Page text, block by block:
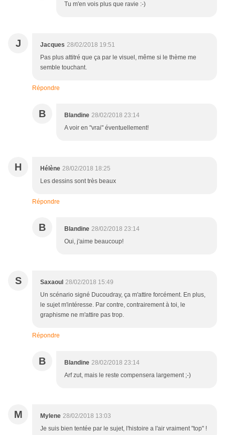
Tu m'en vois plus que ravie :-)
J Jacques 28/02/2018 19:51
Pas plus attitré que ça par le visuel, même si le thème me
semble touchant.
Répondre
B Blandine 28/02/2018 23:14
A voir en "vrai" éventuellement!
H Hélène 28/02/2018 18:25
Les dessins sont très beaux
Répondre
B Blandine 28/02/2018 23:14
Oui, j'aime beaucoup!
S Saxaoul 28/02/2018 15:49
Un scénario signé Ducoudray, ça m'attire forcément. En plus,
le sujet m'intéresse. Par contre, contrairement à toi, le
graphisme ne m'attire pas trop.
Répondre
B Blandine 28/02/2018 23:14
Arf zut, mais le reste compensera largement ;-)
M Mylene 28/02/2018 13:03
Je suis bien tentée par le sujet, l'histoire a l'air vraiment "top" !